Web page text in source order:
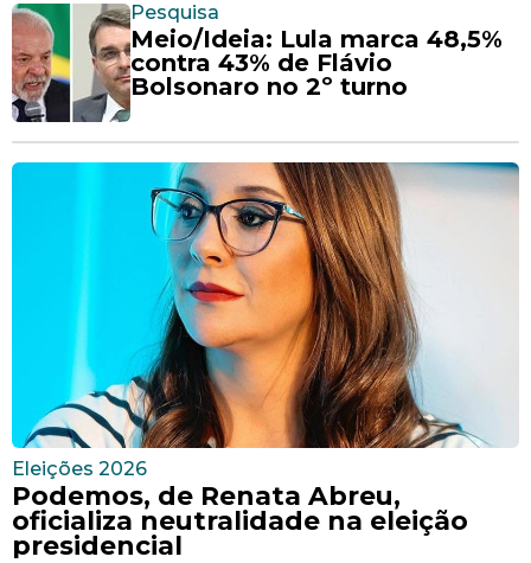
Pesquisa
Meio/Ideia: Lula marca 48,5%
contra 43% de Flávio
Bolsonaro no 2º turno
Eleições 2026
Podemos, de Renata Abreu,
oficializa neutralidade na eleição
presidencial